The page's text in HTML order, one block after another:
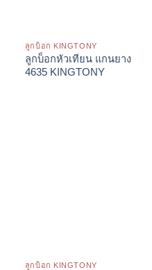
ลูกบ็อก KINGTONY
ลูกบ็อกหัวเทียน แกนยาง
4635 KINGTONY
ลูกบ็อก KINGTONY